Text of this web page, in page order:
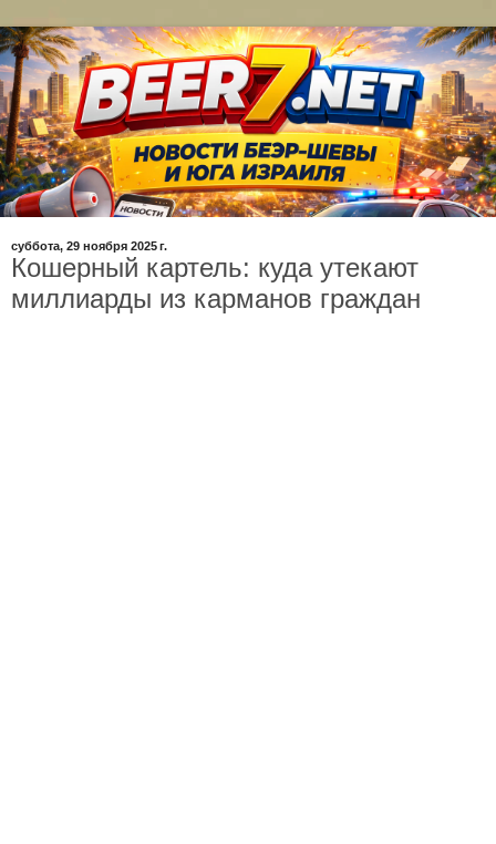
суббота, 29 ноября 2025 г.
Кошерный картель: куда утекают
миллиарды из карманов граждан